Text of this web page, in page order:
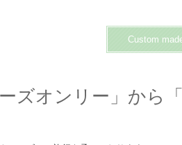
Custom
ズオンリー」から